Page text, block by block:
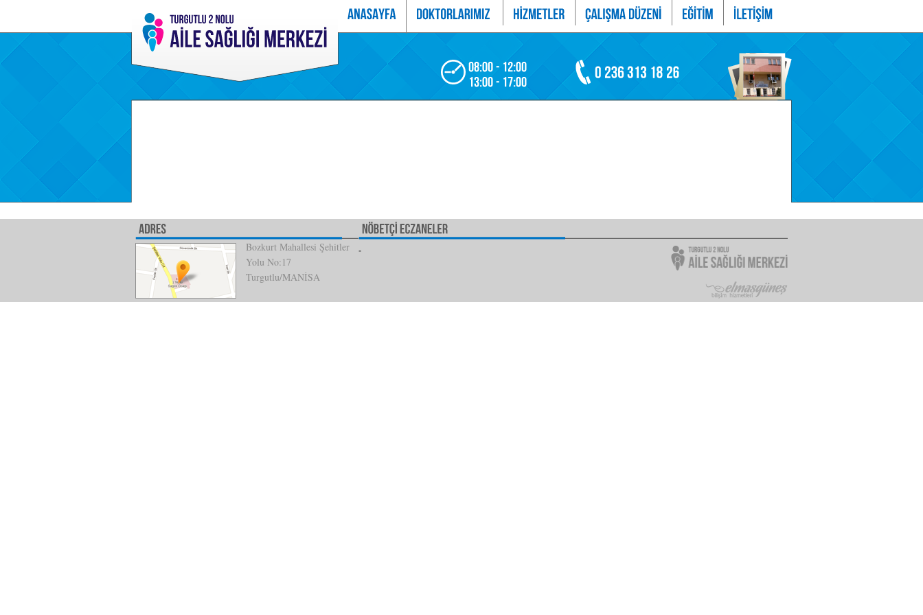
Bozkurt Mahallesi Şehitler
Yolu No:17
Turgutlu/MANİSA